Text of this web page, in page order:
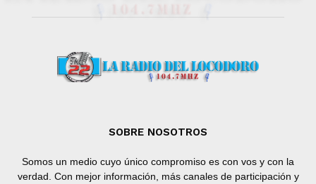
SOBRE NOSOTROS
Somos un medio cuyo único compromiso es con vos y con la
verdad. Con mejor información, más canales de participación y